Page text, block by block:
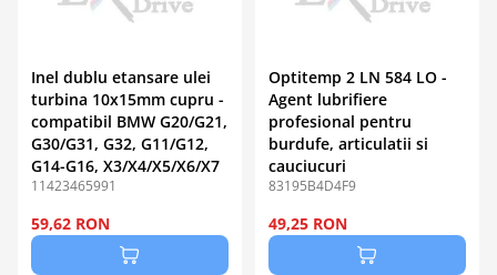
Inel dublu etansare ulei
turbina 10x15mm cupru -
compatibil BMW G20/G21,
G30/G31, G32, G11/G12,
G14-G16, X3/X4/X5/X6/X7
11423465991
59,62 RON
Optitemp 2 LN 584 LO -
Agent lubrifiere
profesional pentru
burdufe, articulatii si
cauciucuri
83195B4D4F9
49,25 RON